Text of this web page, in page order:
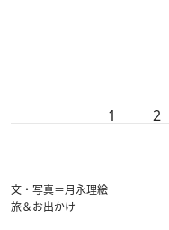
1 2
文・写真＝月永理絵
旅＆お出かけ